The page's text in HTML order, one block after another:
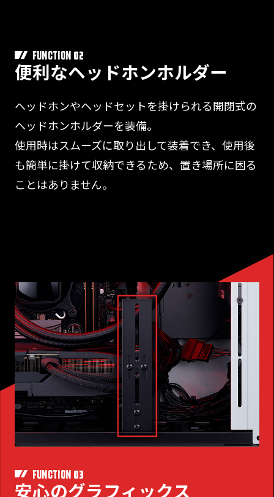
FUNCTION 02
便利なヘッドホンホルダー
ヘッドホンやヘッドセットを掛けられる開閉式の
ヘッドホンホルダーを装備。
使用時はスムーズに取り出して装着でき、使用後
も簡単に掛けて収納できるため、置き場所に困る
ことはありません。
FUNCTION 03
安心のグラフィックス